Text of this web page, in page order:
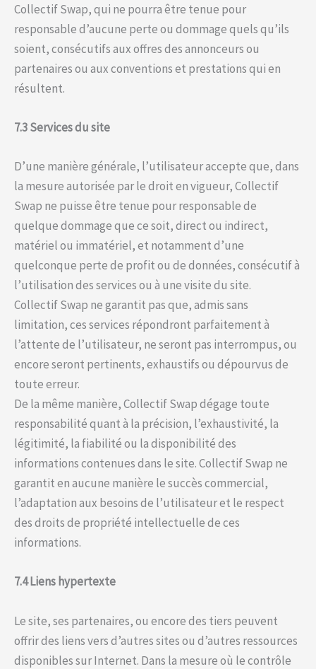
Collectif Swap, qui ne pourra être tenue pour
responsable d’aucune perte ou dommage quels qu’ils
soient, consécutifs aux offres des annonceurs ou
partenaires ou aux conventions et prestations qui en
résultent.
7.3 Services du site
D’une manière générale, l’utilisateur accepte que, dans
la mesure autorisée par le droit en vigueur, Collectif
Swap ne puisse être tenue pour responsable de
quelque dommage que ce soit, direct ou indirect,
matériel ou immatériel, et notamment d’une
quelconque perte de profit ou de données, consécutif à
l’utilisation des services ou à une visite du site.
Collectif Swap ne garantit pas que, admis sans
limitation, ces services répondront parfaitement à
l’attente de l’utilisateur, ne seront pas interrompus, ou
encore seront pertinents, exhaustifs ou dépourvus de
toute erreur.
De la même manière, Collectif Swap dégage toute
responsabilité quant à la précision, l’exhaustivité, la
légitimité, la fiabilité ou la disponibilité des
informations contenues dans le site. Collectif Swap ne
garantit en aucune manière le succès commercial,
l’adaptation aux besoins de l’utilisateur et le respect
des droits de propriété intellectuelle de ces
informations.
7.4 Liens hypertexte
Le site, ses partenaires, ou encore des tiers peuvent
offrir des liens vers d’autres sites ou d’autres ressources
disponibles sur Internet. Dans la mesure où le contrôle